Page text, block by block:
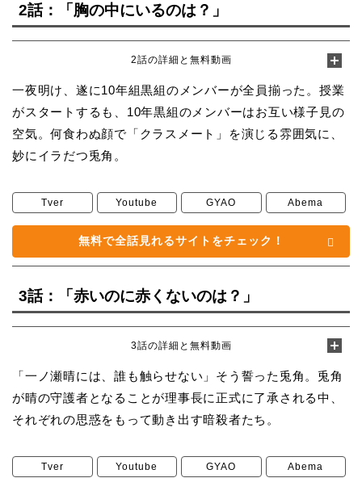
2話：「胸の中にいるのは？」
2話の詳細と無料動画
一夜明け、遂に10年組黒組のメンバーが全員揃った。授業
がスタートするも、10年黒組のメンバーはお互い様子見の
空気。何食わぬ顔で「クラスメート」を演じる雰囲気に、
妙にイラだつ兎角。
Tver Youtube GYAO Abema
無料で全話見れるサイトをチェック！
3話：「赤いのに赤くないのは？」
3話の詳細と無料動画
「一ノ瀬晴には、誰も触らせない」そう誓った兎角。兎角
が晴の守護者となることが理事長に正式に了承される中、
それぞれの思惑をもって動き出す暗殺者たち。
Tver Youtube GYAO Abema